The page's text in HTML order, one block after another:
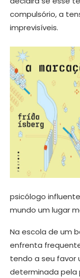
compulsório, a
imprevisíveis.
psicólogo
mundo um lugar
Na escola de um
enfrenta
tendo a seu favor
determinada pela